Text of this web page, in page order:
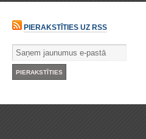
PIERAKSTĪTIES UZ RSS